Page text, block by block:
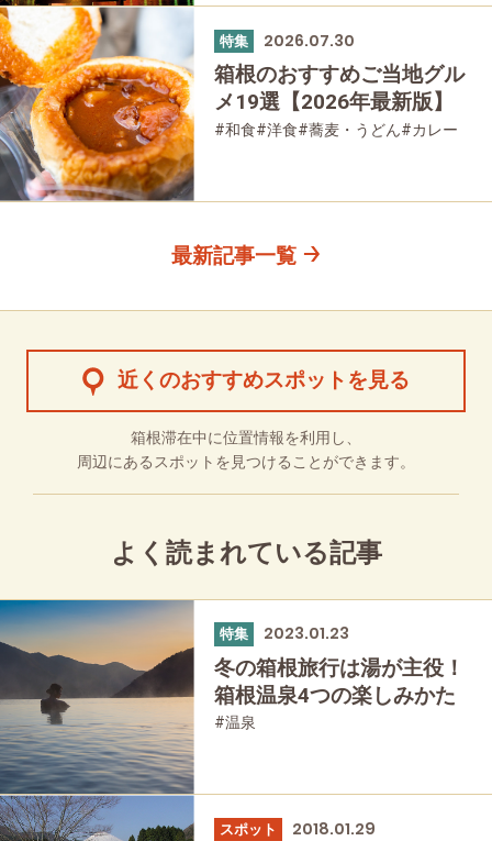
特集 2026.07.30
箱根のおすすめご当地グル
メ19選【2026年最新版】
#和食#洋食#蕎麦・うどん#カレー
最新記事一覧
近くのおすすめスポットを見る
箱根滞在中に位置情報を利用し、
周辺にあるスポットを見つけることができます。
よく読まれている記事
特集 2023.01.23
冬の箱根旅行は湯が主役！
箱根温泉4つの楽しみかた
#温泉
スポット 2018.01.29